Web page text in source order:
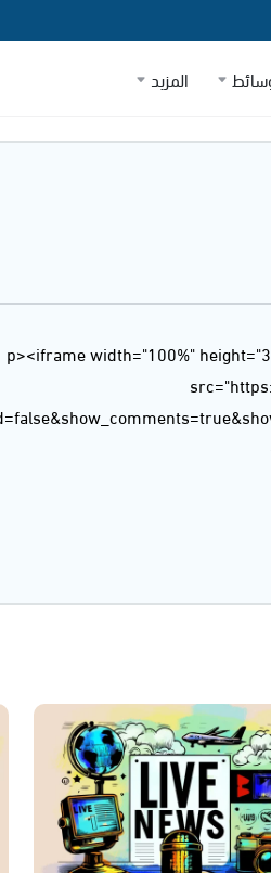
المزيد
<p><iframe width="100%"